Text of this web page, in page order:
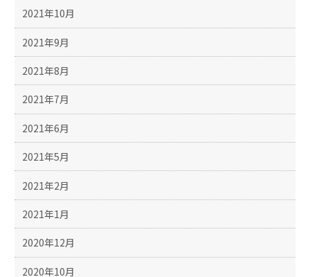
2021年10月
2021年9月
2021年8月
2021年7月
2021年6月
2021年5月
2021年2月
2021年1月
2020年12月
2020年10月